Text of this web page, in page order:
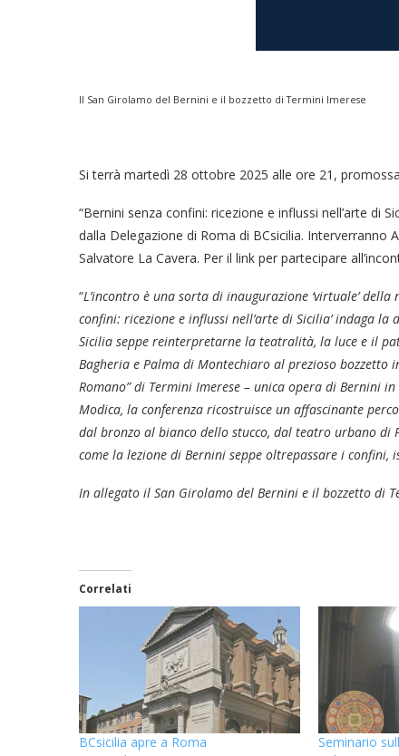
Il San Girolamo del Bernini e il bozzetto di Termini Imerese
Si terrà martedì 28 ottobre 2025 alle ore 21,
“Bernini senza confini: ricezione e influssi nell’arte di
dalla Delegazione di Roma di BCsicilia. Interverranno
Salvatore La Cavera. Per il link per partecipare
“L’incontro è una sorta di inaugurazione ‘virtuale’ della
confini: ricezione e influssi nell’arte di Sicilia’ indaga
Sicilia seppe reinterpretarne la teatralità, la luce e il
Bagheria e Palma di Montechiaro al prezioso bozzetto
Romano” di Termini Imerese – unica opera di Bernini
Modica, la conferenza ricostruisce un affascinante
dal bronzo al bianco dello stucco, dal teatro urbano di
come la lezione di Bernini seppe oltrepassare i confini,
In allegato il San Girolamo del Bernini e il bozzetto di
Correlati
BCsicilia apre a Roma
Seminario